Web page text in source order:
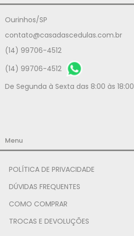
Ourinhos/SP
contato@casadascedulas.com.br
(14) 99706-4512
(14) 99706-4512
De Segunda à Sexta das 8:00 às 18:00
Menu
POLÍTICA DE PRIVACIDADE
DÚVIDAS FREQUENTES
COMO COMPRAR
TROCAS E DEVOLUÇÕES